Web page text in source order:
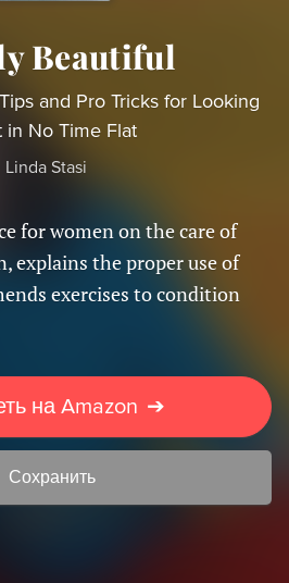
Beautiful
and Pro Tricks for Looking
in No Time Flat
Linda Stasi
for women on the care of
explains the proper use of
exercises to condition
на Amazon ➔
Сохранить